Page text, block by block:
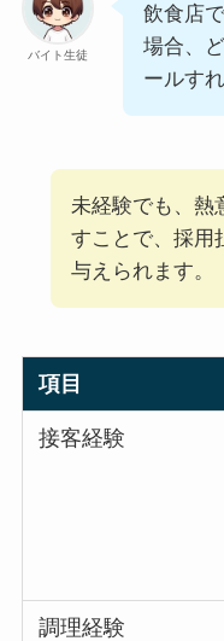
バイト生徒
飲食店
場合、
ールす
未経験でも、熱
すことで、採用
与えられます。
項目
接客経験
調理経験